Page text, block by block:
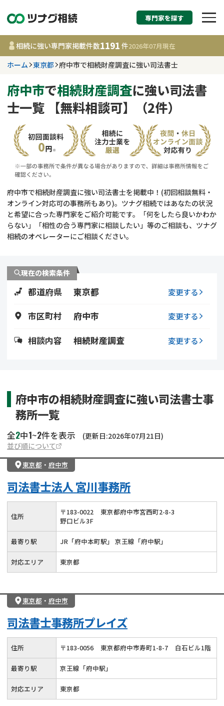
相続税申告・相続手
す
東京都
事務所 1191
相談内容で探す
相続登記
遺留分侵害額請求
相続人調査
コラム
相続手続き
相続登記
専門家を探す
相続に強い専門家掲載件数1191 件2026年07月現在
ホーム 東京都 府中市で相続財産調査に強い司法書士
府中市で相続財産調査に強い司法書
士一覧 【無料相談可】（2件）
府中市で相続財産調査に強い司法書士を掲載中！(初回相談無料・
オンライン対応可の事務所もあり)。ツナグ相続ではあなたの状況
と希望に合った専門家をご紹介可能です。「何をしたら良いかわか
らない」「相性の合う専門家に相談したい」等のご相談も、ツナグ
相続のオペレーターにご相談ください。
現在の検索条件
都道府県 東京都 変更する
市区町村 府中市 変更する
相談内容 相続財産調査 変更する
府中市の相続財産調査に強い司法書士事
務所一覧
全2中1~2件を表示
(更新日:2026年07月21日)
並び順について
東京都 ・ 府中市
司法書士法人 宮川事務所
住所 〒183-0022
東京都府中市宮西町2-8-3
野口ビル3F
最寄り駅 JR「府中本町駅」 京王線「府中駅」
対応エリア 東京都
東京都 ・ 府中市
司法書士事務所プレイズ
住所 〒183-0056 東京都府中市寿町1-8-7 白石ビル1階
最寄り駅 京王線「府中駅」
対応エリア 東京都